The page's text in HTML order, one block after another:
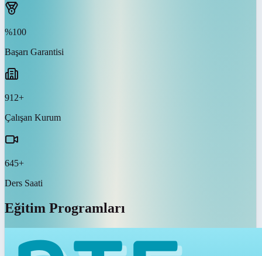
%100
Başarı Garantisi
912+
Çalışan Kurum
645+
Ders Saati
Eğitim Programları